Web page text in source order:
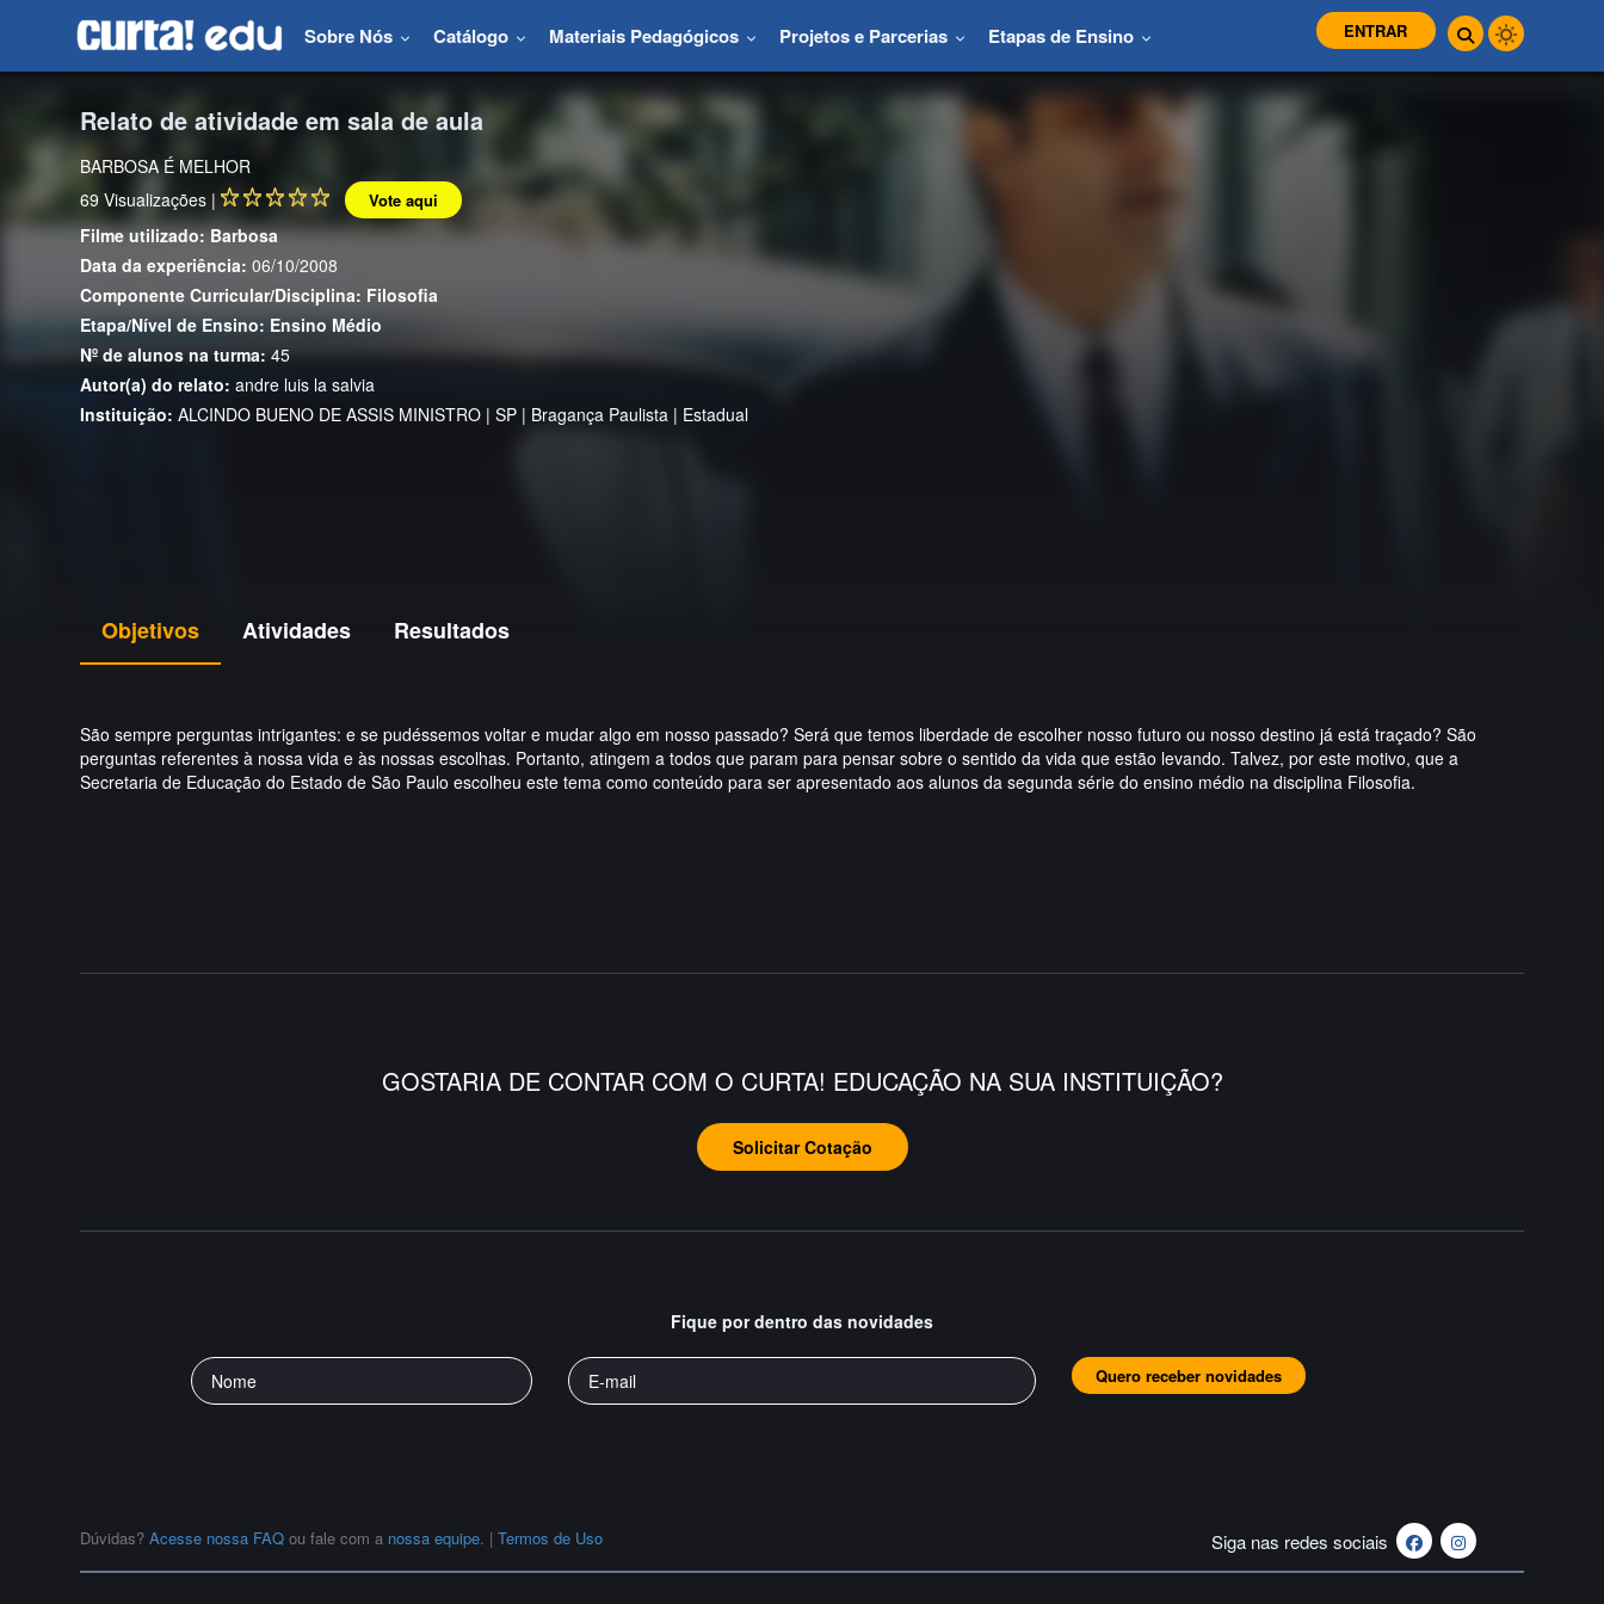
Sobre Nós Catálogo Materiais Pedagógicos Projetos e Parcerias Etapas de Ensino ENTRAR
Relato de atividade em sala de aula
BARBOSA É MELHOR
69 Visualizações | Vote aqui
Filme utilizado: Barbosa
Data da experiência: 06/10/2008
Componente Curricular/Disciplina: Filosofia
Etapa/Nível de Ensino: Ensino Médio
Nº de alunos na turma: 45
Autor(a) do relato: andre luis la salvia
Instituição: ALCINDO BUENO DE ASSIS MINISTRO | SP | Bragança Paulista | Estadual
Objetivos Atividades Resultados
São sempre perguntas intrigantes: e se pudéssemos voltar e mudar algo em nosso passado? Será que temos liberdade de escolher nosso futuro ou nosso destino já está traçado? São
perguntas referentes à nossa vida e às nossas escolhas. Portanto, atingem a todos que param para pensar sobre o sentido da vida que estão levando. Talvez, por este motivo, que a
Secretaria de Educação do Estado de São Paulo escolheu este tema como conteúdo para ser apresentado aos alunos da segunda série do ensino médio na disciplina Filosofia.
GOSTARIA DE CONTAR COM O CURTA! EDUCAÇÃO NA SUA INSTITUIÇÃO?
Solicitar Cotação
Fique por dentro das novidades
Quero receber novidades
Dúvidas?Acesse nossa FAQ ou fale com a nossa equipe. |Termos de Uso Siga nas redes sociais